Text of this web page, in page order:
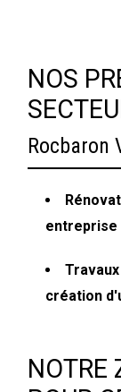
NOS
Rocbaron
entreprise
création
NOTRE